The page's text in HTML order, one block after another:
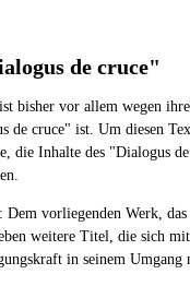
de cruce"
vor allem wegen
cruce" ist. Um diesen
Inhalte des "Dialogus
vorliegenden Werk,
weitere Titel, die sich
in seinem Umgang